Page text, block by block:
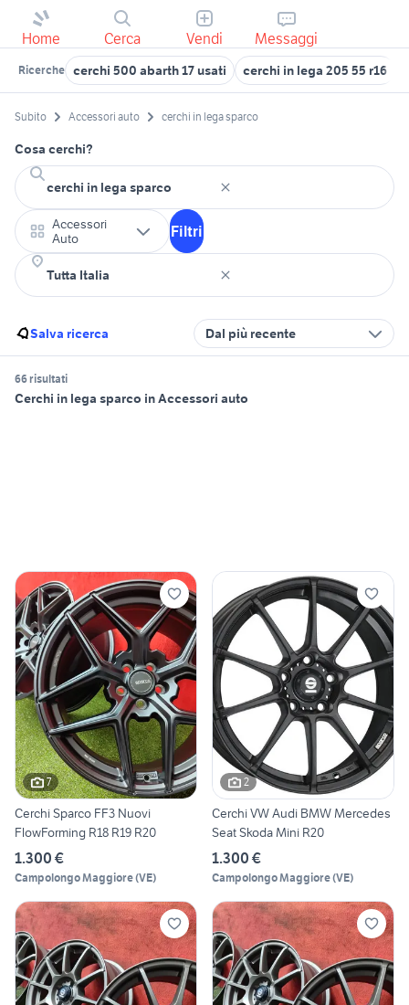
Home Cerca Vendi Messaggi
Ricerche cerchi 500 abarth 17 usati cerchi in lega 205 55 r16
Subito Accessori auto cerchi in lega sparco
Cosa cerchi?
Accessori
Auto
Filtri
Salva ricerca Dal più recente
66 risultati
Cerchi in lega sparco in Accessori auto
7
Cerchi Sparco FF3 Nuovi
FlowForming R18 R19 R20
1.300 €
Campolongo Maggiore(VE)
2
Cerchi VW Audi BMW Mercedes
Seat Skoda Mini R20
1.300 €
Campolongo Maggiore(VE)